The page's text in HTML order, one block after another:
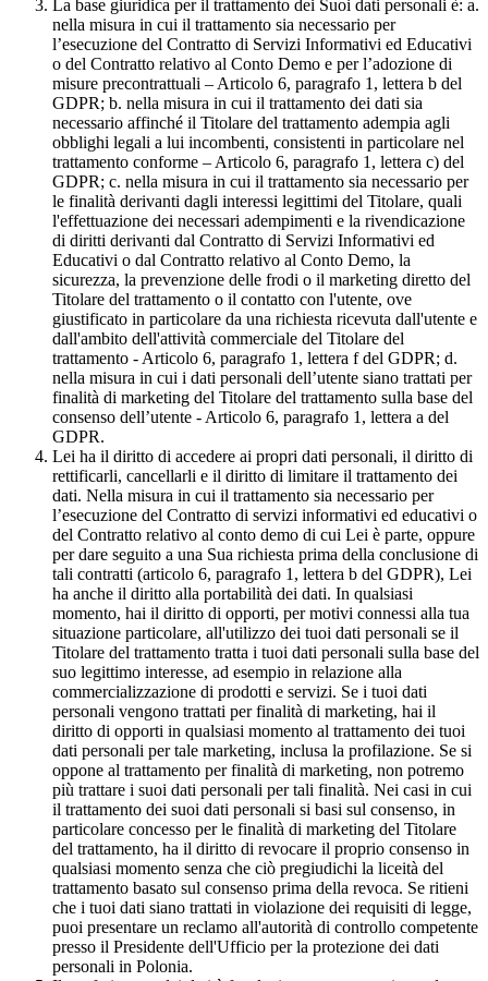
La base giuridica per il trattamento dei Suoi dati personali è: a.
nella misura in cui il trattamento sia necessario per
l’esecuzione del Contratto di Servizi Informativi ed Educativi
o del Contratto relativo al Conto Demo e per l’adozione di
misure precontrattuali – Articolo 6, paragrafo 1, lettera b del
GDPR; b. nella misura in cui il trattamento dei dati sia
necessario affinché il Titolare del trattamento adempia agli
obblighi legali a lui incombenti, consistenti in particolare nel
trattamento conforme – Articolo 6, paragrafo 1, lettera c) del
GDPR; c. nella misura in cui il trattamento sia necessario per
le finalità derivanti dagli interessi legittimi del Titolare, quali
l'effettuazione dei necessari adempimenti e la rivendicazione
di diritti derivanti dal Contratto di Servizi Informativi ed
Educativi o dal Contratto relativo al Conto Demo, la
sicurezza, la prevenzione delle frodi o il marketing diretto del
Titolare del trattamento o il contatto con l'utente, ove
giustificato in particolare da una richiesta ricevuta dall'utente e
dall'ambito dell'attività commerciale del Titolare del
trattamento - Articolo 6, paragrafo 1, lettera f del GDPR; d.
nella misura in cui i dati personali dell’utente siano trattati per
finalità di marketing del Titolare del trattamento sulla base del
consenso dell’utente - Articolo 6, paragrafo 1, lettera a del
GDPR.
Lei ha il diritto di accedere ai propri dati personali, il diritto di
rettificarli, cancellarli e il diritto di limitare il trattamento dei
dati. Nella misura in cui il trattamento sia necessario per
l’esecuzione del Contratto di servizi informativi ed educativi o
del Contratto relativo al conto demo di cui Lei è parte, oppure
per dare seguito a una Sua richiesta prima della conclusione di
tali contratti (articolo 6, paragrafo 1, lettera b del GDPR), Lei
ha anche il diritto alla portabilità dei dati. In qualsiasi
momento, hai il diritto di opporti, per motivi connessi alla tua
situazione particolare, all'utilizzo dei tuoi dati personali se il
Titolare del trattamento tratta i tuoi dati personali sulla base del
suo legittimo interesse, ad esempio in relazione alla
commercializzazione di prodotti e servizi. Se i tuoi dati
personali vengono trattati per finalità di marketing, hai il
diritto di opporti in qualsiasi momento al trattamento dei tuoi
dati personali per tale marketing, inclusa la profilazione. Se si
oppone al trattamento per finalità di marketing, non potremo
più trattare i suoi dati personali per tali finalità. Nei casi in cui
il trattamento dei suoi dati personali si basi sul consenso, in
particolare concesso per le finalità di marketing del Titolare
del trattamento, ha il diritto di revocare il proprio consenso in
qualsiasi momento senza che ciò pregiudichi la liceità del
trattamento basato sul consenso prima della revoca. Se ritieni
che i tuoi dati siano trattati in violazione dei requisiti di legge,
puoi presentare un reclamo all'autorità di controllo competente
presso il Presidente dell'Ufficio per la protezione dei dati
personali in Polonia.